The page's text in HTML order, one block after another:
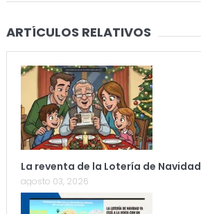
ARTÍCULOS RELATIVOS
La reventa de la Lotería de Navidad
agosto 03, 2026